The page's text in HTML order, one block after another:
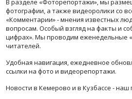
В разделе «Фоторепортажи», мы
фотографии, а также видеоролики со
«Комментарии» - мнения известных
вопросам. Особый взгляд на факты и
цифрах». Мы проводим еженедельные
читателей.
Удобная навигация, ежедневное
ссылки на фото и видеорепортажи.
Новости в Кемерово и в Кузбассе - наш